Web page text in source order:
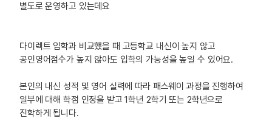
별도로 운영하고 있는데요
다이렉트 입학과 비교했을 때 고등학교 내신이 높지 않고
공인영어점수가 높지 않아도 입학의 가능성을 높일 수 있어요.
본인의 내신 성적 및 영어 실력에 따라 패스웨이 과정을 진행하여
일부에 대해 학점 인정을 받고 1학년 2학기 또는 2학년으로
진학하게 됩니다.